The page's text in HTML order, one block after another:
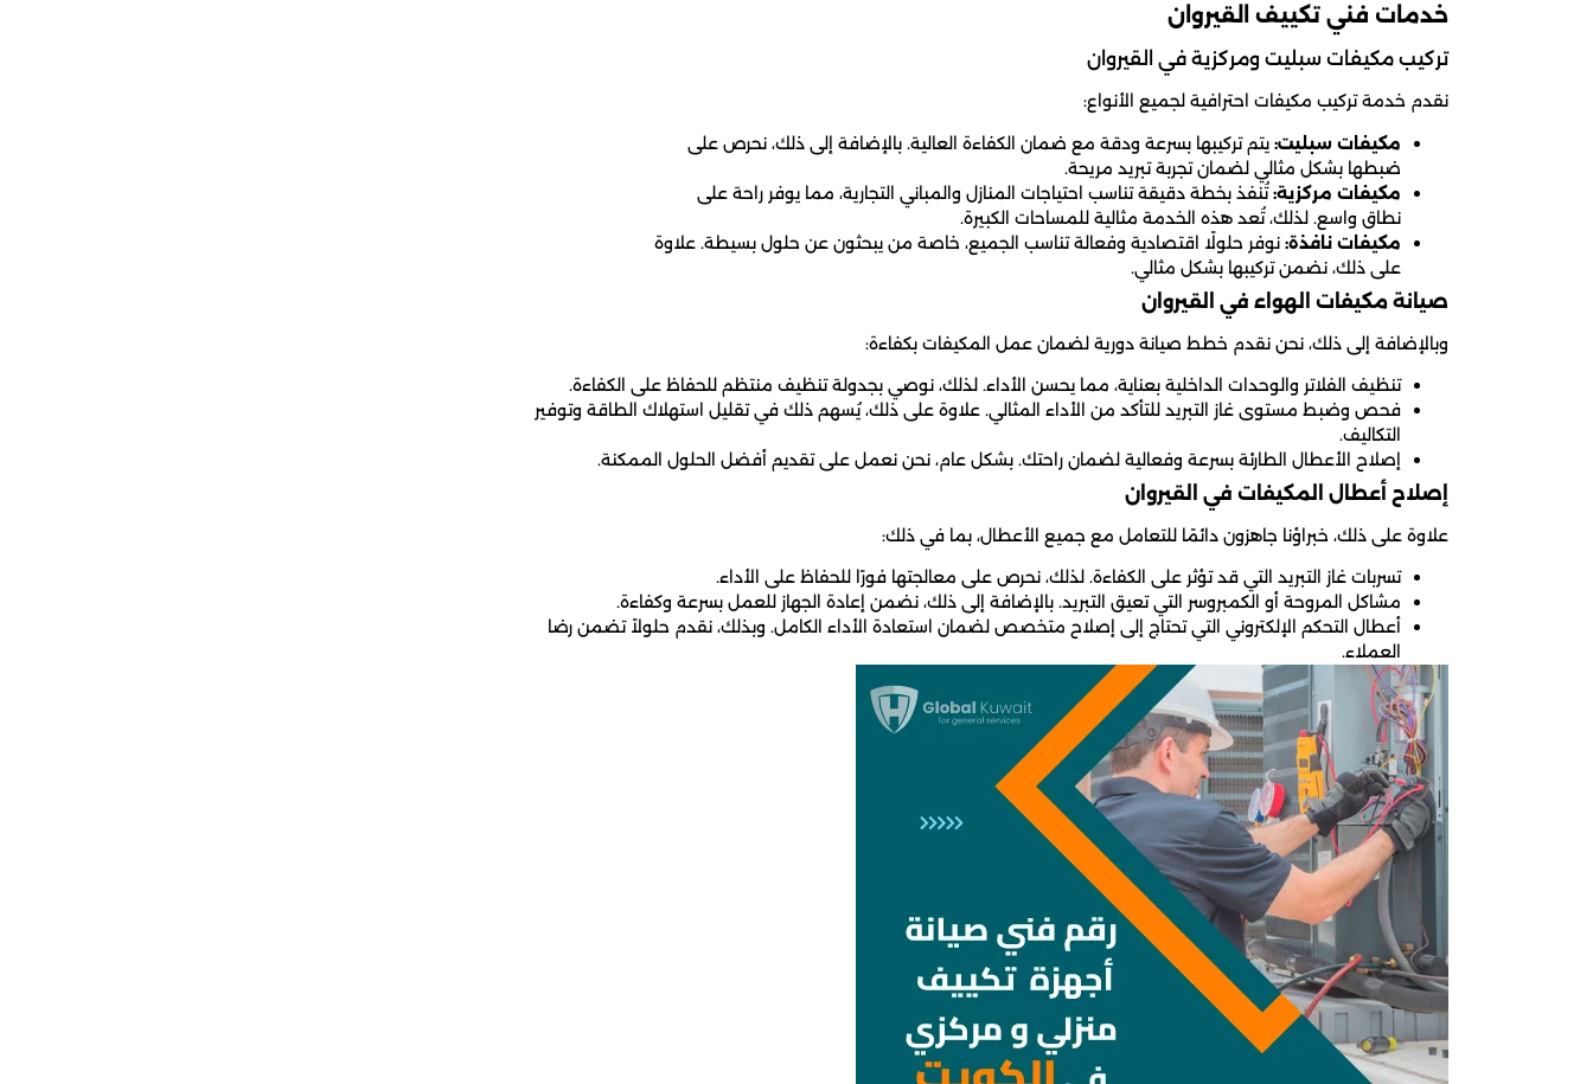
خدمات فني تكييف القيروان
تركيب مكيفات سبليت ومركزية في القيروان
نقدم خدمة تركيب مكيفات احترافية لجميع الأنواع:
مكيفات سبليت: يتم تركيبها بسرعة ودقة مع ضمان الكفاءة العالية. بالإضافة إلى ذلك، نحرص على
ضبطها بشكل مثالي لضمان تجربة تبريد مريحة.
مكيفات مركزية:تُنفذ بخطة دقيقة تناسب احتياجات المنازل والمباني التجارية، مما يوفر راحة على
نطاق واسع. لذلك، تُعد هذه الخدمة مثالية للمساحات الكبيرة.
مكيفات نافذة: نوفر حلولًا اقتصادية وفعالة تناسب الجميع، خاصة من يبحثون عن حلول بسيطة. علاوة
على ذلك، نضمن تركيبها بشكل مثالي.
صيانة مكيفات الهواء في القيروان
وبالإضافة إلى ذلك، نحن نقدم خطط صيانة دورية لضمان عمل المكيفات بكفاءة:
تنظيف الفلاتر والوحدات الداخلية بعناية، مما يحسن الأداء. لذلك، نوصي بجدولة تنظيف منتظم للحفاظ على الكفاءة.
فحص وضبط مستوى غاز التبريد للتأكد من الأداء المثالي. علاوة على ذلك، يُسهم ذلك في تقليل استهلاك الطاقة وتوفير
التكاليف.
إصلاح الأعطال الطارئة بسرعة وفعالية لضمان راحتك. بشكل عام، نحن نعمل على تقديم أفضل الحلول الممكنة.
إصلاح أعطال المكيفات في القيروان
علاوة على ذلك، خبراؤنا جاهزون دائمًا للتعامل مع جميع الأعطال، بما في ذلك:
تسربات غاز التبريد التي قد تؤثر على الكفاءة. لذلك، نحرص على معالجتها فورًا للحفاظ على الأداء.
مشاكل المروحة أو الكمبروسر التي تعيق التبريد. بالإضافة إلى ذلك، نضمن إعادة الجهاز للعمل بسرعة وكفاءة.
أعطال التحكم الإلكتروني التي تحتاج إلى إصلاح متخصص لضمان استعادة الأداء الكامل. وبذلك، نقدم حلولاً تضمن رضا
العملاء.